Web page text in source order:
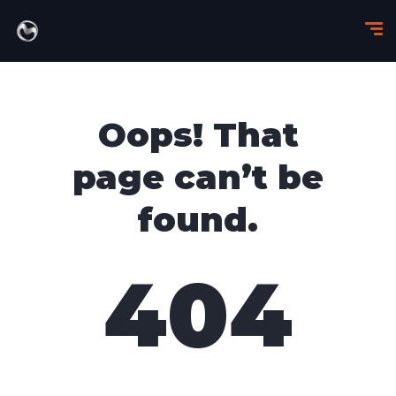
Oops! That
page can’t be
found.
404